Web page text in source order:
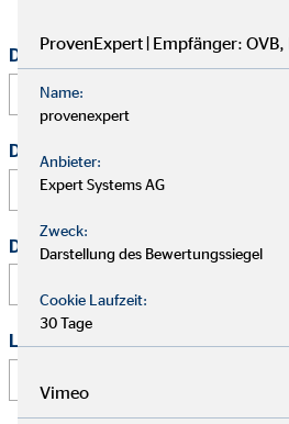
Dein vollständiger Name *
Deine E-Mail Adresse
Deine Telefonnummer
Link zu Deinem Business-Profil
ProvenExpert | Empfänger: OVB,
Name:
provenexpert
Anbieter:
Expert Systems AG
Zweck:
Darstellung des Bewertungssiegel
Cookie Laufzeit:
30 Tage
Vimeo